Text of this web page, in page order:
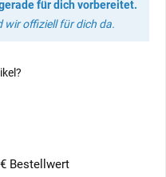
für dich vorbereitet.
wir offiziell für dich da.
Bestellwert